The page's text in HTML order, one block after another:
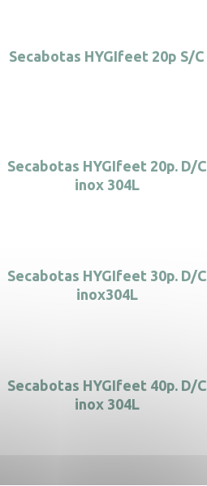
Secabotas HYGIfeet 20p S/C
Secabotas HYGIfeet 20p. D/C
inox 304L
Secabotas HYGIfeet 30p. D/C
inox304L
Secabotas HYGIfeet 40p. D/C
inox 304L